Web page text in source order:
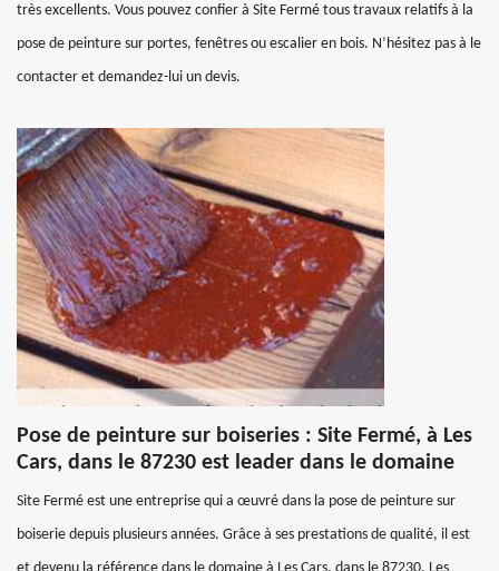
très excellents. Vous pouvez confier à Site Fermé tous travaux relatifs à la
pose de peinture sur portes, fenêtres ou escalier en bois. N’hésitez pas à le
contacter et demandez-lui un devis.
Pose de peinture sur boiseries : Site Fermé, à Les
Cars, dans le 87230 est leader dans le domaine
Site Fermé est une entreprise qui a œuvré dans la pose de peinture sur
boiserie depuis plusieurs années. Grâce à ses prestations de qualité, il est